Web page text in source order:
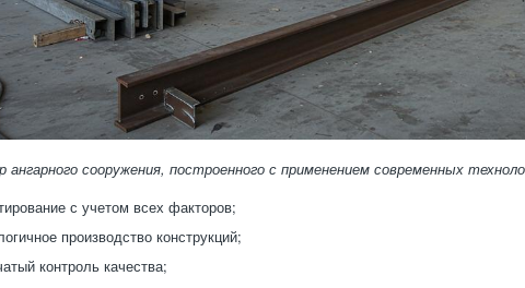
сооружения, построенного с применением современных
с учетом всех факторов;
производство конструкций;
контроль качества;